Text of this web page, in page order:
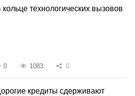
кольце технологических вызовов
0 1083 0
кредиты сдерживают